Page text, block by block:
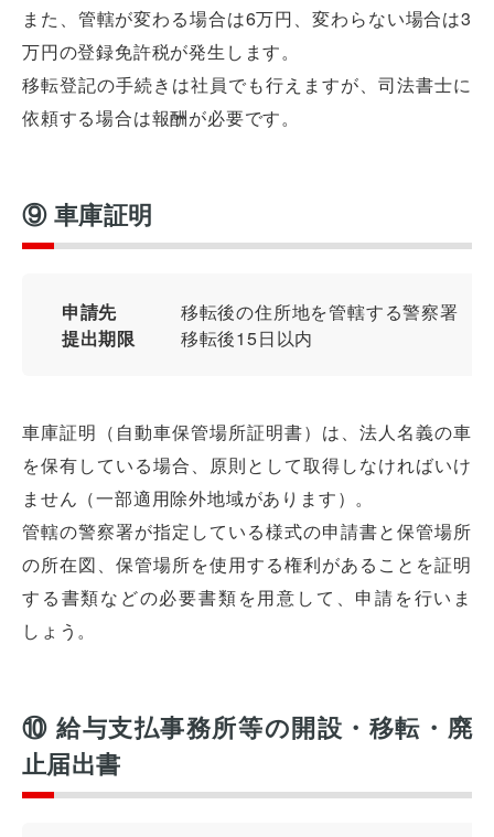
また、管轄が変わる場合は6万円、変わらない場合は3
万円の登録免許税が発生します。
移転登記の手続きは社員でも行えますが、司法書士に
依頼する場合は報酬が必要です。
⑨ 車庫証明
申請先
移転後の住所地を管轄する警察署
提出期限
移転後15日以内
車庫証明（自動車保管場所証明書）は、法人名義の車
を保有している場合、原則として取得しなければいけ
ません（一部適用除外地域があります）。
管轄の警察署が指定している様式の申請書と保管場所
の所在図、保管場所を使用する権利があることを証明
する書類などの必要書類を用意して、申請を行いま
しょう。
⑩ 給与支払事務所等の開設・移転・廃
止届出書